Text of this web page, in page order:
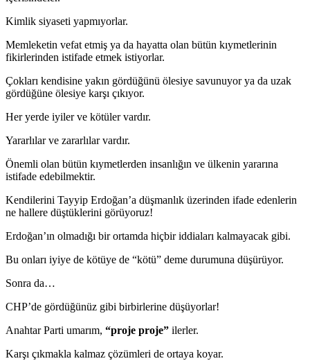
Kimlik siyaseti yapmıyorlar.
Memleketin vefat etmiş ya da hayatta olan bütün kıymetlerinin
fikirlerinden istifade etmek istiyorlar.
Çokları kendisine yakın gördüğünü ölesiye savunuyor ya da uzak
gördüğüne ölesiye karşı çıkıyor.
Her yerde iyiler ve kötüler vardır.
Yararlılar ve zararlılar vardır.
Önemli olan bütün kıymetlerden insanlığın ve ülkenin yararına
istifade edebilmektir.
Kendilerini Tayyip Erdoğan’a düşmanlık üzerinden ifade edenlerin
ne hallere düştüklerini görüyoruz!
Erdoğan’ın olmadığı bir ortamda hiçbir iddiaları kalmayacak gibi.
Bu onları iyiye de kötüye de “kötü” deme durumuna düşürüyor.
Sonra da…
CHP’de gördüğünüz gibi birbirlerine düşüyorlar!
Anahtar Parti umarım, “proje proje” ilerler.
Karşı çıkmakla kalmaz çözümleri de ortaya koyar.